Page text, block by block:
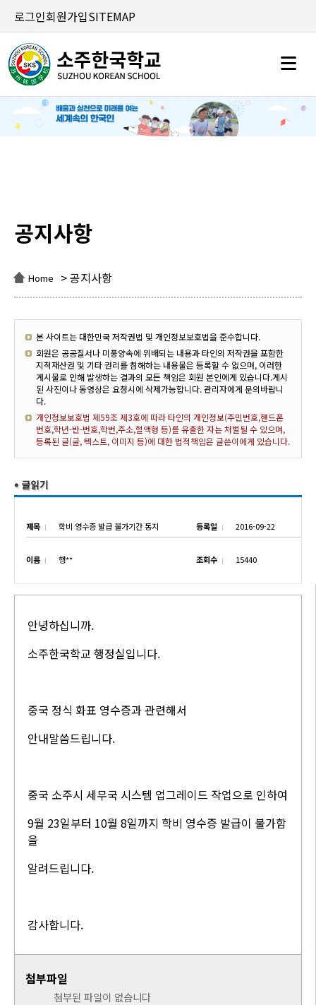
로그인회원가입SITEMAP
공지사항
Home > 공지사항
본 사이트는 대한민국 저작권법 및 개인정보보호법을 준수합니다.
회원은 공공질서나 미풍양속에 위배되는 내용과 타인의 저작권을 포함한
지적재산권 및 기타 권리를 침해하는 내용물은 등록할 수 없으며, 이러한
게시물로 인해 발생하는 결과의 모든 책임은 회원 본인에게 있습니다.게시
된 사진이나 동영상은 요청시에 삭제가능합니다. 관리자에게 문의바랍니
다.
개인정보보호법 제59조 제3호에 따라 타인의 개인정보(주민번호,핸드폰
번호,학년-반-번호,학번,주소,혈액형 등)를 유출한 자는 처벌될 수 있으며,
등록된 글(글, 텍스트, 이미지 등)에 대한 법적책임은 글쓴이에게 있습니다.
제목 학비 영수증 발급 불가기간 통지 등록일 2016-09-22
이름 행** 조회수 15440
안녕하십니까.
소주한국학교 행정실입니다.
중국 정식 화표 영수증과 관련해서
안내말씀드립니다.
중국 소주시 세무국 시스템 업그레이드 작업으로 인하여
9월 23일부터 10월 8일까지 학비 영수증 발급이 불가함
을
알려드립니다.
감사합니다.
첨부파일
첨부된 파일이 없습니다